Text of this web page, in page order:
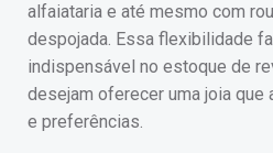
alfaiataria e até mesmo com
despojada. Essa flexibilidade
indispensável no estoque de
desejam oferecer uma joia
e preferências.